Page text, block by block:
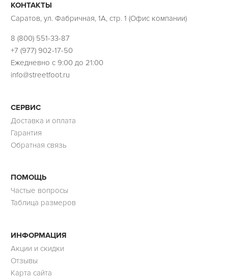
КОНТАКТЫ
Саратов, ул. Фабричная, 1А, стр. 1 (Офис компании)
8 (800) 551-33-87
+7 (977) 902-17-50
Ежедневно с 9:00 до 21:00
info@streetfoot.ru
СЕРВИС
Доставка и оплата
Гарантия
Обратная связь
ПОМОЩЬ
Частые вопросы
Таблица размеров
ИНФОРМАЦИЯ
Акции и скидки
Отзывы
Карта сайта